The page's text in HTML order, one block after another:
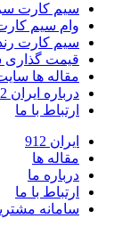
سیم کارت
وام سیم کارت
سیم کارت
قیمت گذاری
مقاله ها
درباره ایران 912
ارتباط با ما
ایران 912
مقاله ها
درباره ما
ارتباط با ما
سامانه